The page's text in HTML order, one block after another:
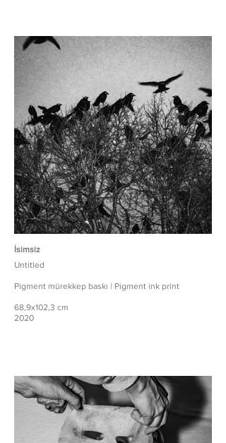
İsimsiz
Untitled
Pigment mürekkep baskı | Pigment ink print
68,9x102,3 cm
2020